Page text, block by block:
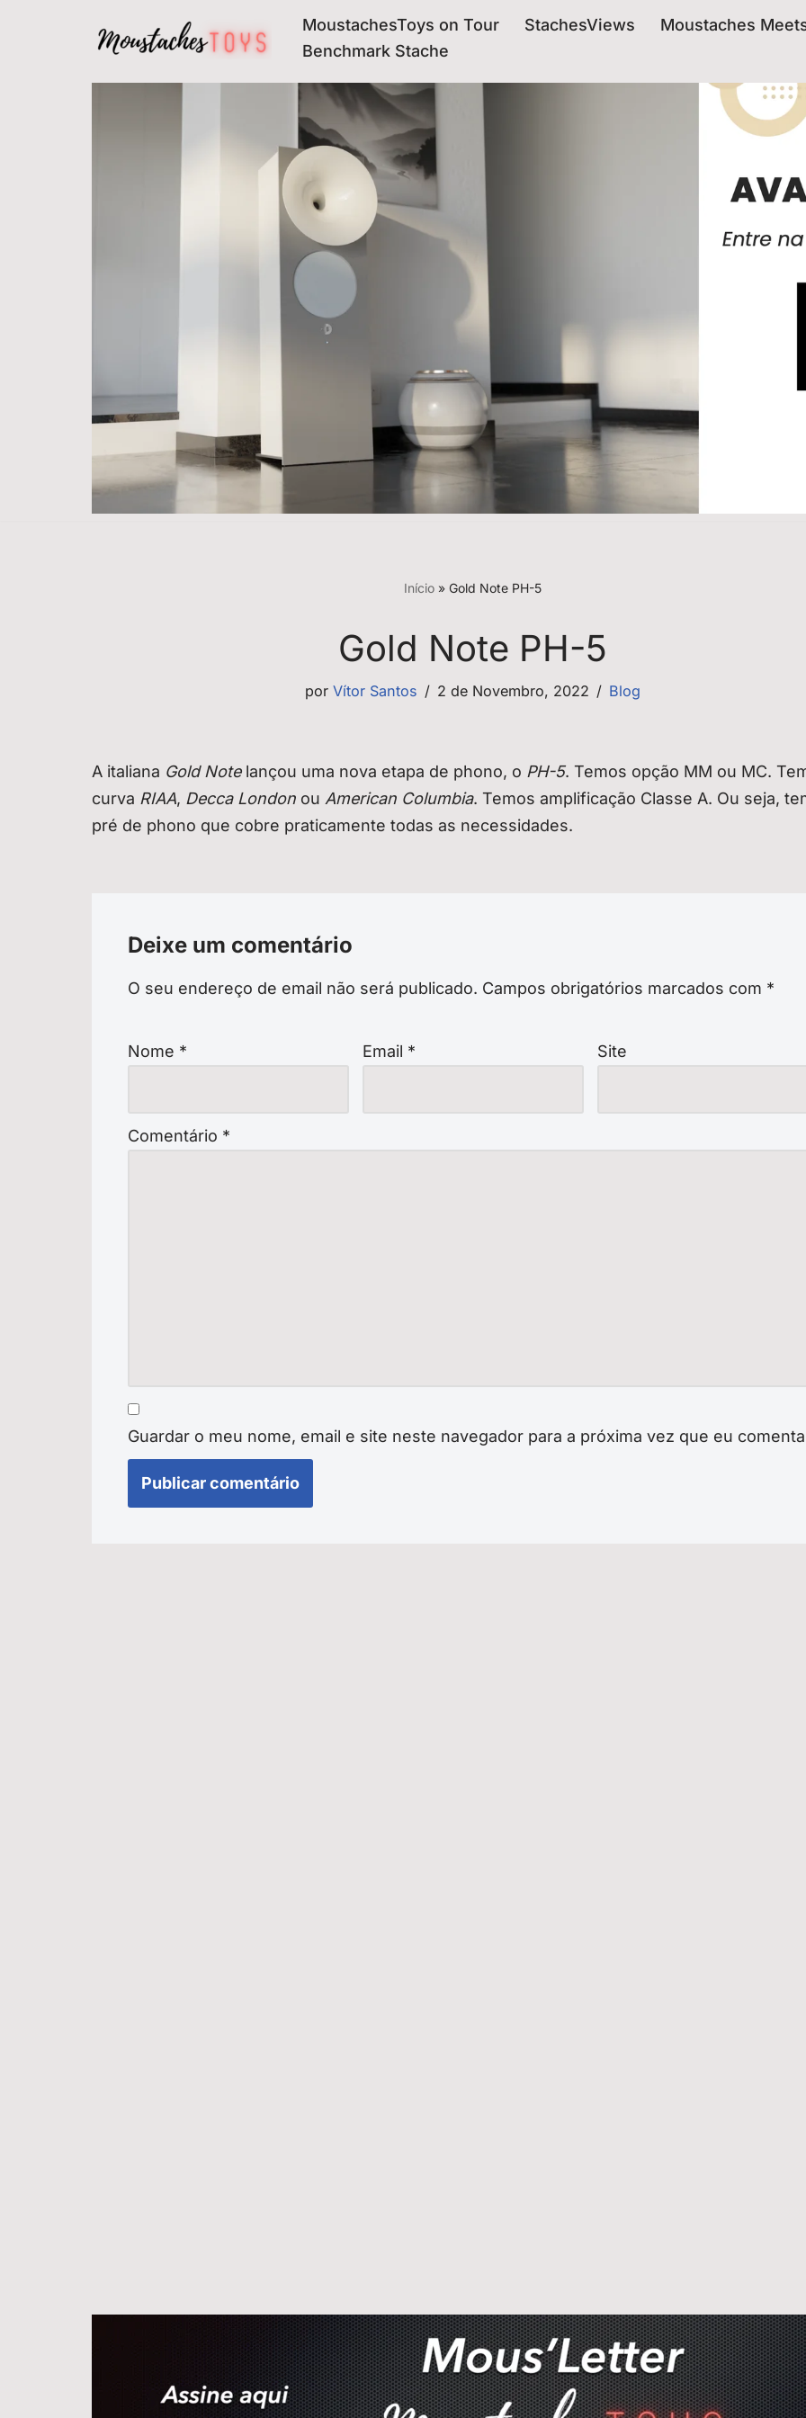
MoustachesToys on Tour StachesViews
Moustaches
Benchmark Stache
Início »Gold Note PH-5
Gold Note PH-5
porVítor Santos 2 de Novembro, 2022 Blog
A italiana Gold Notelançou uma nova etapa de phono, o PH-5. Temos opção MM ou MC.
curva RIAA, Decca London ou American Columbia. Temos amplificação Classe A. Ou seja,
pré de phono que cobre praticamente todas as necessidades.
Deixe um comentário
O seu endereço de email não será publicado. Campos obrigatórios marcados com *
Nome * Email * Site
Comentário *
Guardar o meu nome, email e site neste navegador para a próxima vez que eu